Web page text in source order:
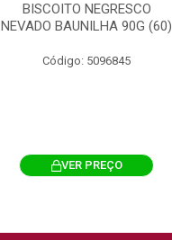
BISCOITO NEGRESCO
NEVADO BAUNILHA 90G (60)
Código: 5096845
VER PREÇO